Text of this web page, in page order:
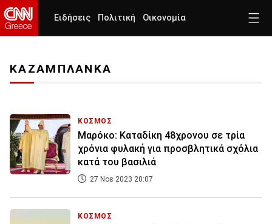
Ειδήσεις Πολιτική Οικονομία
ΚΑΖΑΜΠΛΑΝΚΑ
ΚΟΣΜΟΣ
Μαρόκο: Καταδίκη 48χρονου σε τρία
χρόνια φυλακή για προσβλητικά σχόλια
κατά του βασιλιά
27 Νοε 2023 20:07
ΚΟΣΜΟΣ